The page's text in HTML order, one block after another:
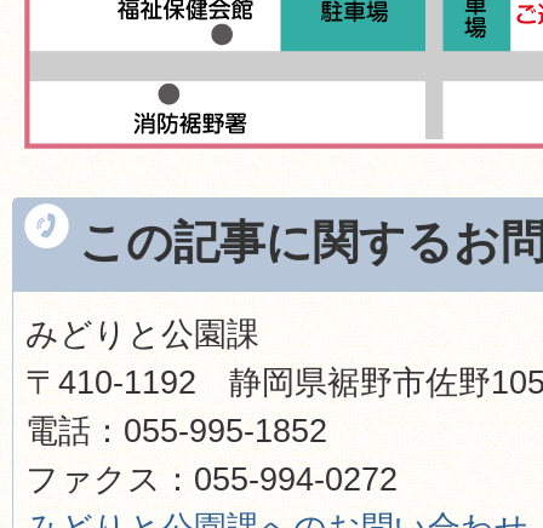
この記事に関するお
みどりと公園課
〒410-1192 静岡県裾野市佐野
電話：055-995-1852
ファクス：055-994-0272